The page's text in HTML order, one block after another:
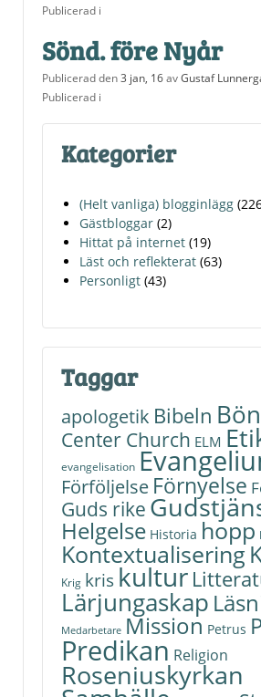
Publicerad i
Sönd. före Nyår
Publicerad den3 jan, 16avGustaf
Publicerad i
Kategorier
(Helt vanliga) blogginlägg
Gästbloggar (2)
Hittat på internet (19)
Läst och reflekterat (63)
Personligt (43)
Taggar
apologetik Bibeln Bön
Center Church ELM
evangelisation
Förföljelse Förnyelse
Guds rike
Helgelse Historia hopp
Kontextualisering
Krig kris kultur
Lärjungaskap
Medarbetare Mission Petrus
Predikan Religion
Roseniuskyrkan